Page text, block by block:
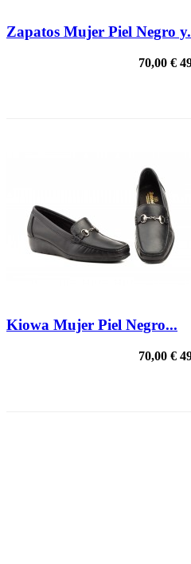
Zapatos Mujer Piel Negro
70,00 €
Kiowa Mujer Piel Negro...
70,00 €